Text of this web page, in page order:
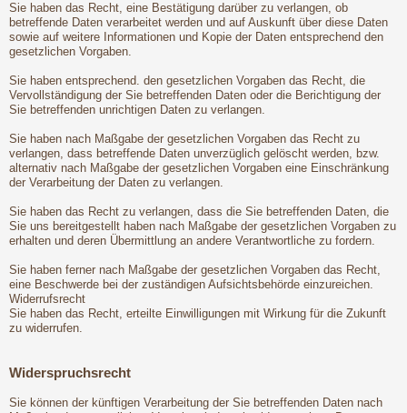
Sie haben das Recht, eine Bestätigung darüber zu verlangen, ob
betreffende Daten verarbeitet werden und auf Auskunft über diese Daten
sowie auf weitere Informationen und Kopie der Daten entsprechend den
gesetzlichen Vorgaben.
Sie haben entsprechend. den gesetzlichen Vorgaben das Recht, die
Vervollständigung der Sie betreffenden Daten oder die Berichtigung der
Sie betreffenden unrichtigen Daten zu verlangen.
Sie haben nach Maßgabe der gesetzlichen Vorgaben das Recht zu
verlangen, dass betreffende Daten unverzüglich gelöscht werden, bzw.
alternativ nach Maßgabe der gesetzlichen Vorgaben eine Einschränkung
der Verarbeitung der Daten zu verlangen.
Sie haben das Recht zu verlangen, dass die Sie betreffenden Daten, die
Sie uns bereitgestellt haben nach Maßgabe der gesetzlichen Vorgaben zu
erhalten und deren Übermittlung an andere Verantwortliche zu fordern.
Sie haben ferner nach Maßgabe der gesetzlichen Vorgaben das Recht,
eine Beschwerde bei der zuständigen Aufsichtsbehörde einzureichen.
Widerrufsrecht
Sie haben das Recht, erteilte Einwilligungen mit Wirkung für die Zukunft
zu widerrufen.
Widerspruchsrecht
Sie können der künftigen Verarbeitung der Sie betreffenden Daten nach